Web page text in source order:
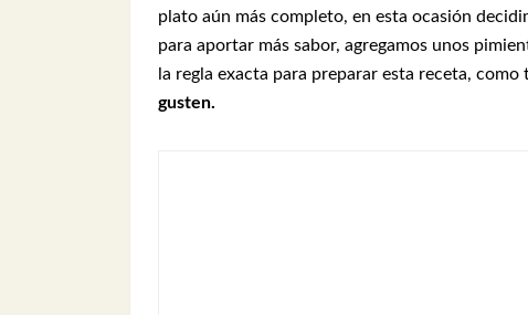
plato aún más completo, en esta ocasión
para aportar más sabor, agregamos unos
la regla exacta para preparar esta receta, como
gusten.